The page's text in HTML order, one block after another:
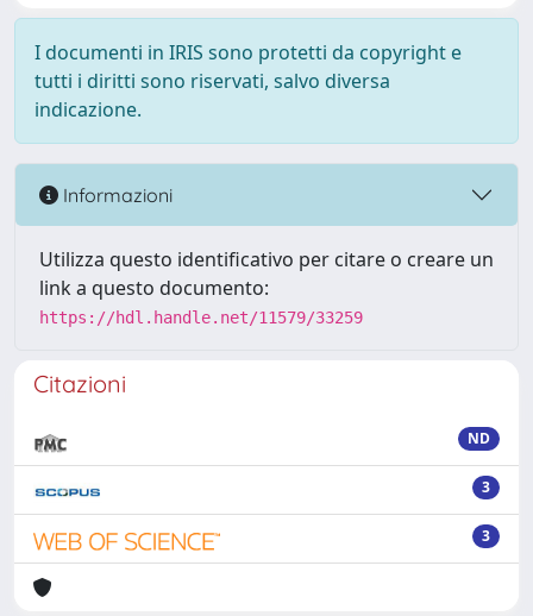
I documenti in IRIS sono protetti da copyright e
tutti i diritti sono riservati, salvo diversa
indicazione.
Informazioni
Utilizza questo identificativo per citare o creare un
link a questo documento:
https://hdl.handle.net/11579/33259
Citazioni
ND
3
3